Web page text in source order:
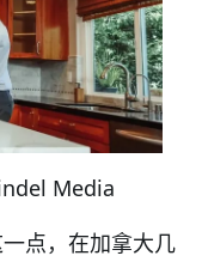
Media
点，在加拿大几